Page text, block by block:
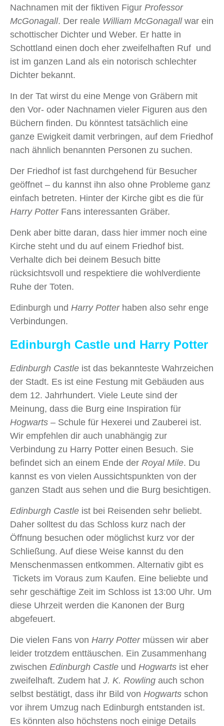
Nachnamen mit der fiktiven Figur Professor
McGonagall. Der reale William McGonagallwar ein
schottischer Dichter und Weber. Er hatte in
Schottland einen doch eher zweifelhaften Ruf und
ist im ganzen Land als ein notorisch schlechter
Dichter bekannt.
In der Tat wirst du eine Menge von Gräbern mit
den Vor- oder Nachnamen vieler Figuren aus den
Büchern finden. Du könntest tatsächlich eine
ganze Ewigkeit damit verbringen, auf dem Friedhof
nach ähnlich benannten Personen zu suchen.
Der Friedhof ist fast durchgehend für Besucher
geöffnet – du kannst ihn also ohne Probleme ganz
einfach betreten. Hinter der Kirche gibt es die für
Harry PotterFans interessanten Gräber.
Denk aber bitte daran, dass hier immer noch eine
Kirche steht und du auf einem Friedhof bist.
Verhalte dich bei deinem Besuch bitte
rücksichtsvoll und respektiere die wohlverdiente
Ruhe der Toten.
Edinburgh und Harry Potterhaben also sehr enge
Verbindungen.
Edinburgh Castle und Harry Potter
Edinburgh Castle ist das bekannteste Wahrzeichen
der Stadt. Es ist eine Festung mit Gebäuden aus
dem 12. Jahrhundert. Viele Leute sind der
Meinung, dass die Burg eine Inspiration für
Hogwarts – Schule für Hexerei und Zauberei ist.
Wir empfehlen dir auch unabhängig zur
Verbindung zu Harry Potter einen Besuch. Sie
befindet sich an einem Ende der Royal Mile. Du
kannst es von vielen Aussichtspunkten von der
ganzen Stadt aus sehen und die Burg besichtigen.
Edinburgh Castle ist bei Reisenden sehr beliebt.
Daher solltest du das Schloss kurz nach der
Öffnung besuchen oder möglichst kurz vor der
Schließung. Auf diese Weise kannst du den
Menschenmassen entkommen. Alternativ gibt es
Tickets im Voraus zum Kaufen. Eine beliebte und
sehr geschäftige Zeit im Schloss ist 13:00 Uhr. Um
diese Uhrzeit werden die Kanonen der Burg
abgefeuert.
Die vielen Fans von Harry Pottermüssen wir aber
leider trotzdem enttäuschen. Ein Zusammenhang
zwischen Edinburgh Castle und Hogwarts ist eher
zweifelhaft. Zudem hat J. K. Rowling auch schon
selbst bestätigt, dass ihr Bild von Hogwarts schon
vor ihrem Umzug nach Edinburgh entstanden ist.
Es könnten also höchstens noch einige Details